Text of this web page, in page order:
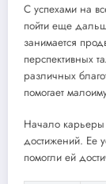
С успехами на
пойти еще
занимается
перспективных
различных
помогает
Начало
достижений. Ее
помогли ей